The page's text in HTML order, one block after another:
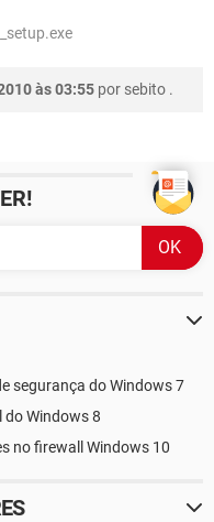
às 03:55 por sebito .
segurança do Windows 7
do Windows 8
no firewall Windows 10